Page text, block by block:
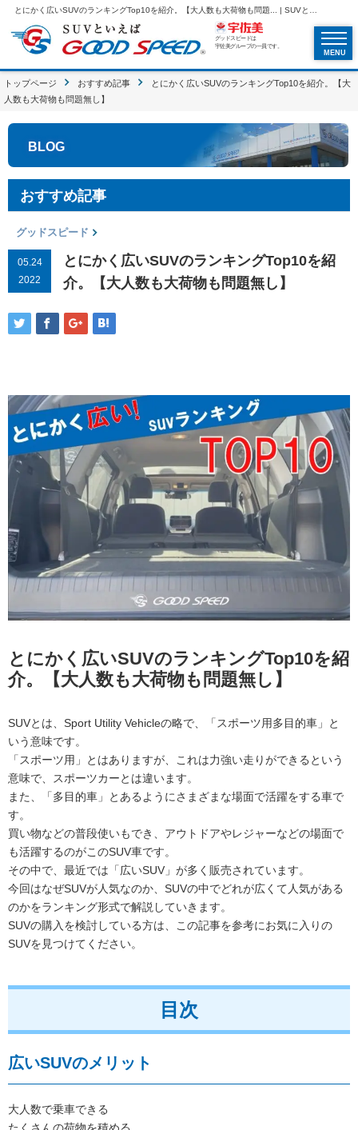
グッドスピードは
宇佐美グループの一員です。
MENU
トップページ おすすめ記事
とにかく広いSUVのランキングTop10を紹介。【大
人数も大荷物も問題無し】
BLOG
おすすめ記事
グッドスピード
05.24
2022
とにかく広いSUVのランキングTop10を紹
介。【大人数も大荷物も問題無し】
とにかく広いSUVのランキングTop10を紹
介。【大人数も大荷物も問題無し】
SUVとは、Sport Utility Vehicleの略で、「スポーツ用多目的車」と
いう意味です。
「スポーツ用」とはありますが、これは力強い走りができるという
意味で、スポーツカーとは違います。
また、「多目的車」とあるようにさまざまな場面で活躍をする車で
す。
買い物などの普段使いもでき、アウトドアやレジャーなどの場面で
も活躍するのがこのSUV車です。
その中で、最近では「広いSUV」が多く販売されています。
今回はなぜSUVが人気なのか、SUVの中でどれが広くて人気がある
のかをランキング形式で解説していきます。
SUVの購入を検討している方は、この記事を参考にお気に入りの
SUVを見つけてください。
目次
広いSUVのメリット
大人数で乗車できる